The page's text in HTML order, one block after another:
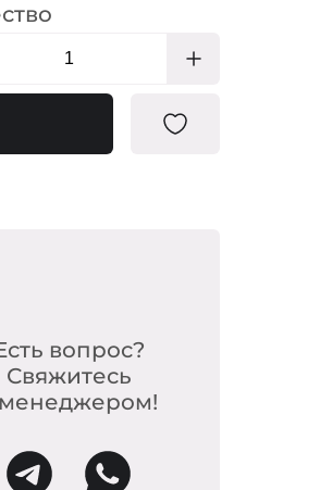
вопрос?
Свяжитесь